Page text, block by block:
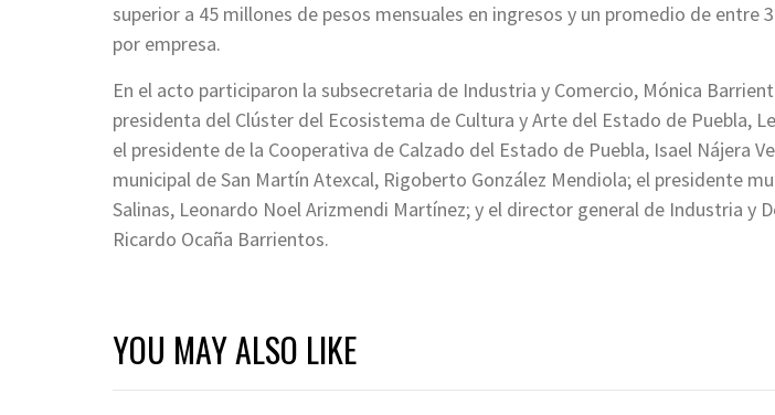
superior a 45 millones de pesos mensuales en ingresos y un promedio de entre
por empresa.
En el acto participaron la subsecretaria de Industria y Comercio, Mónica
presidenta del Clúster del Ecosistema de Cultura y Arte del Estado de Puebla,
el presidente de la Cooperativa de Calzado del Estado de Puebla, Isael Nájera
municipal de San Martín Atexcal, Rigoberto González Mendiola; el presidente
Salinas, Leonardo Noel Arizmendi Martínez; y el director general de Industria y
Ricardo Ocaña Barrientos.
YOU MAY ALSO LIKE